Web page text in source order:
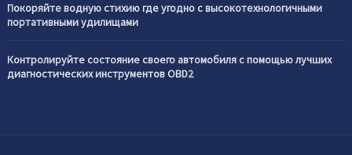
Покоряйте водную стихию где угодно с высокотехнологичными
портативными удилищами
Контролируйте состояние своего автомобиля с помощью лучших
диагностических инструментов OBD2